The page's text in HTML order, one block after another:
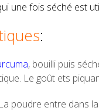
une fois séché est
:
, bouilli puis
Le goût ets
La poudre entre dans